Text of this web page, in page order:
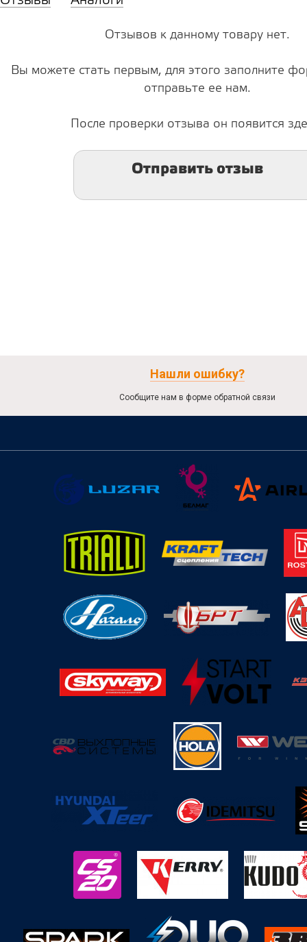
Отзывов к данному товару нет.
Вы можете стать первым, для этого заполните
отправьте ее нам.
После проверки отзыва он появится
Отправить отзыв
Нашли ошибку?
Сообщите нам в форме обратной связи